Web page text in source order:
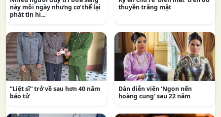
này mỗi ngày nhưng cơ thể lại
phát tín hi...
thuyền trăng mật
“Liệt sĩ” trở về sau hơn 40 năm
báo tử
Dàn diễn viên 'Ngọn nến
hoàng cung' sau 22 năm